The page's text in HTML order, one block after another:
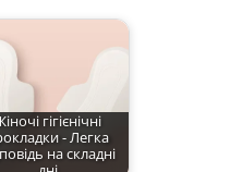
гігієнічні
- Легка
на складні